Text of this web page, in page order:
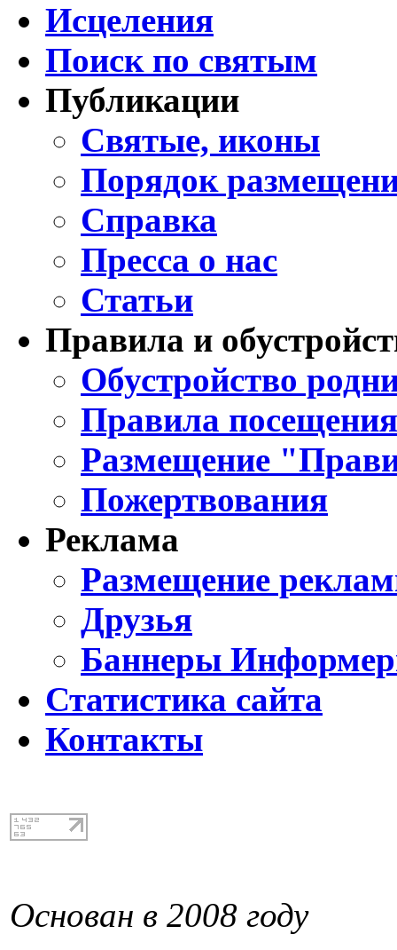
Исцеления
Поиск по святым
Публикации
Святые, иконы
Порядок
Справка
Пресса о нас
Статьи
Правила и
Обустройство
Правила
Размещение
Пожертвования
Реклама
Размещение
Друзья
Баннеры
Статистика сайта
Контакты
Основан в 2008 году